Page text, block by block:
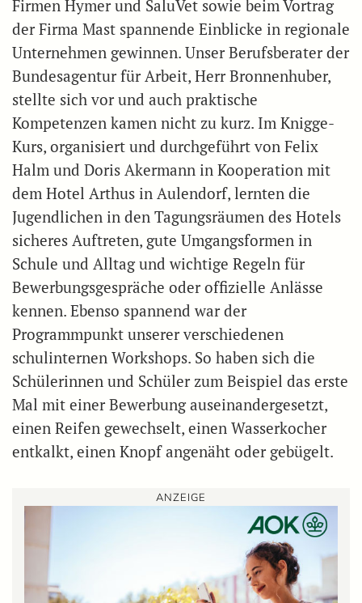
Firmen Hymer und SaluVet sowie beim Vortrag
der Firma Mast spannende Einblicke in regionale
Unternehmen gewinnen. Unser Berufsberater der
Bundesagentur für Arbeit, Herr Bronnenhuber,
stellte sich vor und auch praktische
Kompetenzen kamen nicht zu kurz. Im Knigge-
Kurs, organisiert und durchgeführt von Felix
Halm und Doris Akermann in Kooperation mit
dem Hotel Arthus in Aulendorf, lernten die
Jugendlichen in den Tagungsräumen des Hotels
sicheres Auftreten, gute Umgangsformen in
Schule und Alltag und wichtige Regeln für
Bewerbungsgespräche oder offizielle Anlässe
kennen. Ebenso spannend war der
Programmpunkt unserer verschiedenen
schulinternen Workshops. So haben sich die
Schülerinnen und Schüler zum Beispiel das erste
Mal mit einer Bewerbung auseinandergesetzt,
einen Reifen gewechselt, einen Wasserkocher
entkalkt, einen Knopf angenäht oder gebügelt.
ANZEIGE